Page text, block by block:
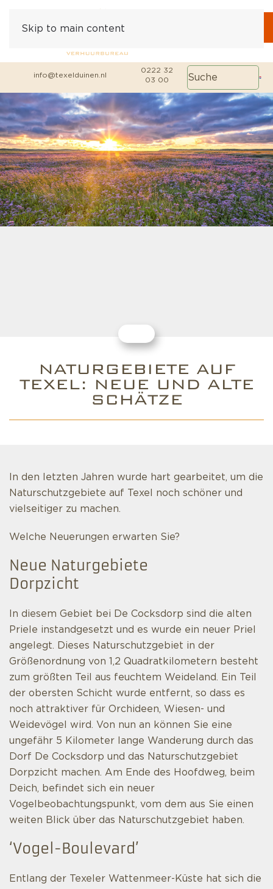
Skip to main content
info@texelduinen.nl
0222 32
03 00
NATURGEBIETE AUF
TEXEL: NEUE UND ALTE
SCHÄTZE
In den letzten Jahren wurde hart gearbeitet, um die
Naturschutzgebiete auf Texel noch schöner und
vielseitiger zu machen.
Welche Neuerungen erwarten Sie?
Neue Naturgebiete
Dorpzicht
In diesem Gebiet bei De Cocksdorp sind die alten
Priele instandgesetzt und es wurde ein neuer Priel
angelegt. Dieses Naturschutzgebiet in der
Größenordnung von 1,2 Quadratkilometern besteht
zum größten Teil aus feuchtem Weideland. Ein Teil
der obersten Schicht wurde entfernt, so dass es
noch attraktiver für Orchideen, Wiesen- und
Weidevögel wird. Von nun an können Sie eine
ungefähr 5 Kilometer lange Wanderung durch das
Dorf De Cocksdorp und das Naturschutzgebiet
Dorpzicht machen. Am Ende des Hoofdweg, beim
Deich, befindet sich ein neuer
Vogelbeobachtungspunkt, vom dem aus Sie einen
weiten Blick über das Naturschutzgebiet haben.
‘Vogel-Boulevard’
Entlang der Texeler Wattenmeer-Küste hat sich die